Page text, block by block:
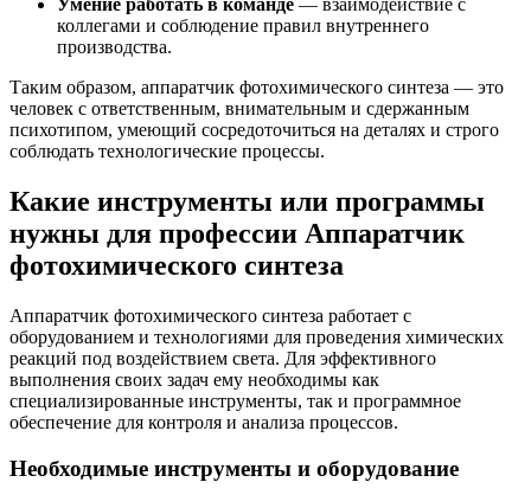
Умение работать в команде — взаимодействие с
коллегами и соблюдение правил внутреннего
производства.
Таким образом, аппаратчик фотохимического синтеза — это
человек с ответственным, внимательным и сдержанным
психотипом, умеющий сосредоточиться на деталях и строго
соблюдать технологические процессы.
Какие инструменты или программы
нужны для профессии Аппаратчик
фотохимического синтеза
Аппаратчик фотохимического синтеза работает с
оборудованием и технологиями для проведения химических
реакций под воздействием света. Для эффективного
выполнения своих задач ему необходимы как
специализированные инструменты, так и программное
обеспечение для контроля и анализа процессов.
Необходимые инструменты и оборудование